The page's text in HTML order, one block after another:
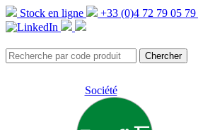
Stock en ligne +33 (0)4 72 79 05 79
Société